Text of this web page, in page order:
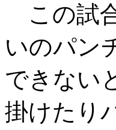
この試
いのパン
できない
掛けたり